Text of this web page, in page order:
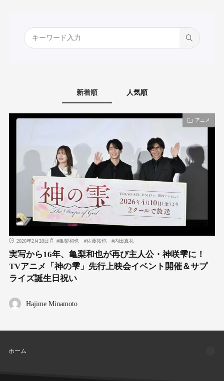
新着順 人気順
アニメ
2026年2月28日 #亀梨和也 #佐藤拓也 #内田真礼
実写から16年、亀梨和也が再び主人公・神咲雫に！
TVアニメ「神の雫」先行上映会イベント開催＆サプ
ライズ誕生日祝い
Hajime Minamoto
ホーム